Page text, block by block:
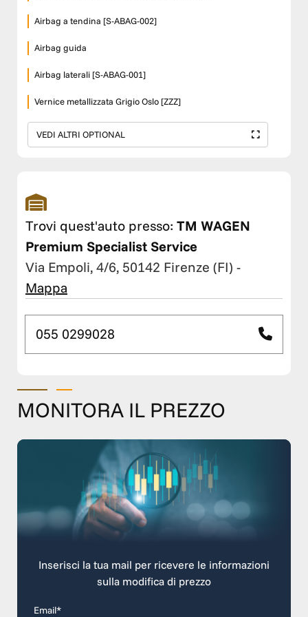
Airbag a tendina [S-ABAG-002]
Airbag guida
Airbag laterali [S-ABAG-001]
Vernice metallizzata Grigio Oslo [ZZZ]
VEDI ALTRI OPTIONAL
Trovi quest'auto presso: TM WAGEN
Premium Specialist Service
Via Empoli, 4/6, 50142 Firenze (FI) -
Mappa
055 0299028
MONITORA IL PREZZO
Inserisci la tua mail per ricevere le informazioni
sulla modifica di prezzo
Email*